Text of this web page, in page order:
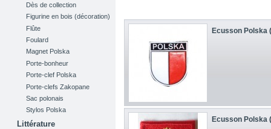
Dès de collection
Figurine en bois (décoration)
Flûte
Foulard
Magnet Polska
Porte-bonheur
Porte-clef Polska
Porte-clefs Zakopane
Sac polonais
Stylos Polska
Littérature
Ecusson Polska
Ecusson Polska